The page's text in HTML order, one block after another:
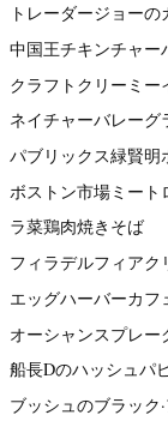
トレーダージョー
中国王チキンチャー
クラフトクリーミー
ネイチャーバレー
パブリックス緑賢明
ボストン市場ミート
ラ菜鶏肉焼きそば
フィラデルフィアク
エッグハーバーカフ
オーシャンスプレー
船長Dのハッシュパ
ブッシュのブラック